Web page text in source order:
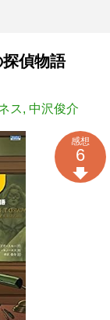
偵物語
ス, 中沢俊介
感想
6